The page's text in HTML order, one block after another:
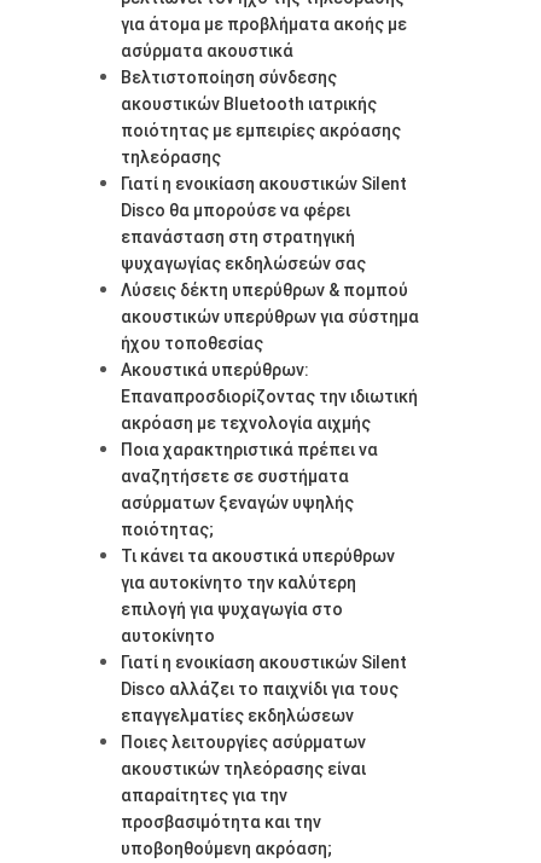
για άτομα με προβλήματα ακοής με
ασύρματα ακουστικά
Βελτιστοποίηση σύνδεσης
ακουστικών Bluetooth ιατρικής
ποιότητας με εμπειρίες ακρόασης
τηλεόρασης
Γιατί η ενοικίαση ακουστικών Silent
Disco θα μπορούσε να φέρει
επανάσταση στη στρατηγική
ψυχαγωγίας εκδηλώσεών σας
Λύσεις δέκτη υπερύθρων & πομπού
ακουστικών υπερύθρων για σύστημα
ήχου τοποθεσίας
Ακουστικά υπερύθρων:
Επαναπροσδιορίζοντας την ιδιωτική
ακρόαση με τεχνολογία αιχμής
Ποια χαρακτηριστικά πρέπει να
αναζητήσετε σε συστήματα
ασύρματων ξεναγών υψηλής
ποιότητας;
Τι κάνει τα ακουστικά υπερύθρων
για αυτοκίνητο την καλύτερη
επιλογή για ψυχαγωγία στο
αυτοκίνητο
Γιατί η ενοικίαση ακουστικών Silent
Disco αλλάζει το παιχνίδι για τους
επαγγελματίες εκδηλώσεων
Ποιες λειτουργίες ασύρματων
ακουστικών τηλεόρασης είναι
απαραίτητες για την
προσβασιμότητα και την
υποβοηθούμενη ακρόαση;